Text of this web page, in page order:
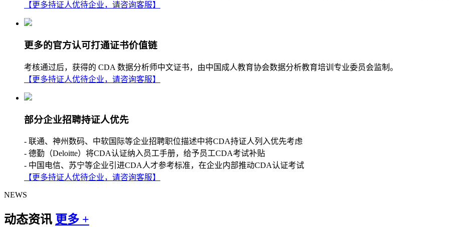
【更多持证人优待企业，请咨询客服】
更多的官方认可打通证书价值链
考核通过后，获得的 CDA 数据分析师中文证书，由中国成人教育协会数据分析教育培训专业委员会监制。
【更多持证人优待企业，请咨询客服】
部分企业招聘持证人优先
- 联通、神州数码、中软国际等企业招聘职位描述中将CDA持证人列入优先考虑
- 德勤（Deloitte）将CDA认证纳入员工手册，给予员工CDA考试补贴
- 中国电信、苏宁等企业引进CDA人才参考标准，在企业内部推动CDA认证考试
【更多持证人优待企业，请咨询客服】
NEWS
动态资讯 更多 +